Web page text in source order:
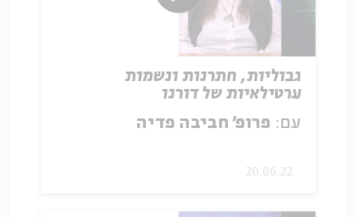
גבוליות, חתרנות ונשמות
ערטילאיות של דורנו
עם: פרופ׳ חביבה פדיה
20.06.22